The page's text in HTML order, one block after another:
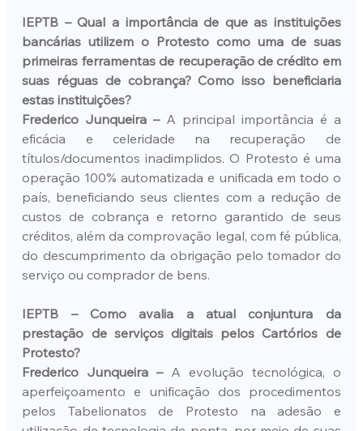
IEPTB – Qual a importância de que as instituições
bancárias utilizem o Protesto como uma de suas
primeiras ferramentas de recuperação de crédito em
suas réguas de cobrança? Como isso beneficiaria
estas instituições?
Frederico Junqueira – A principal importância é a
eficácia e celeridade na recuperação de
títulos/documentos inadimplidos. O Protesto é uma
operação 100% automatizada e unificada em todo o
país, beneficiando seus clientes com a redução de
custos de cobrança e retorno garantido de seus
créditos, além da comprovação legal, com fé pública,
do descumprimento da obrigação pelo tomador do
serviço ou comprador de bens.
IEPTB – Como avalia a atual conjuntura da
prestação de serviços digitais pelos Cartórios de
Protesto?
Frederico Junqueira – A evolução tecnológica, o
aperfeiçoamento e unificação dos procedimentos
pelos Tabelionatos de Protesto na adesão e